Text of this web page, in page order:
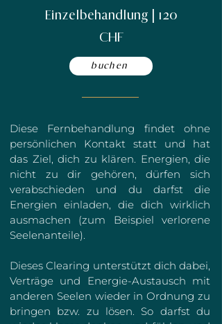
Einzelbehandlung | 120
CHF
buchen
Diese Fernbehandlung findet ohne
persönlichen Kontakt statt und hat
das Ziel, dich zu klären. Energien, die
nicht zu dir gehören, dürfen sich
verabschieden und du darfst die
Energien einladen, die dich wirklich
ausmachen (zum Beispiel verlorene
Seelenanteile).
Dieses Clearing unterstützt dich dabei,
Verträge und Energie-Austausch mit
anderen Seelen wieder in Ordnung zu
bringen bzw. zu lösen. So darfst du